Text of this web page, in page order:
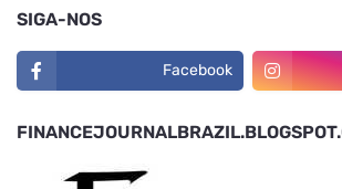
SIGA-NOS
Facebook